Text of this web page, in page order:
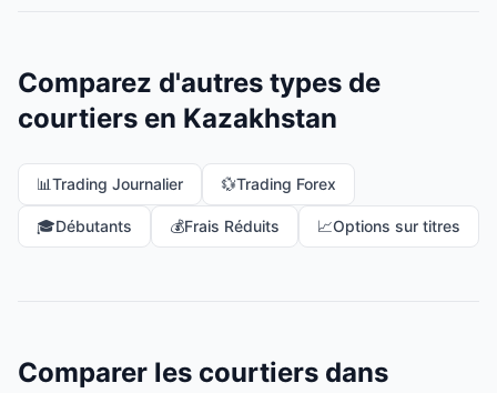
Comparez d'autres types de
courtiers en Kazakhstan
📊Trading Journalier 💱Trading Forex
🎓Débutants 💰Frais Réduits 📈Options sur titres
Comparer les courtiers dans